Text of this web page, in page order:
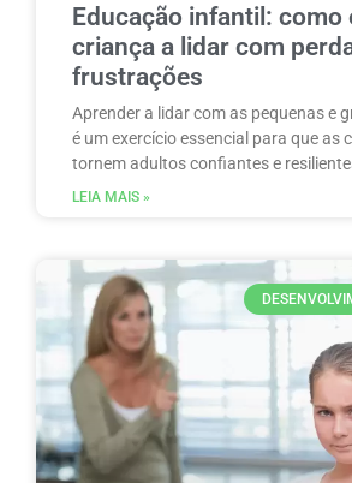
Educação infantil: como
criança a lidar com
frustrações
Aprender a lidar com as pequenas e
é um exercício essencial para que as
tornem adultos confiantes e
LEIA MAIS »